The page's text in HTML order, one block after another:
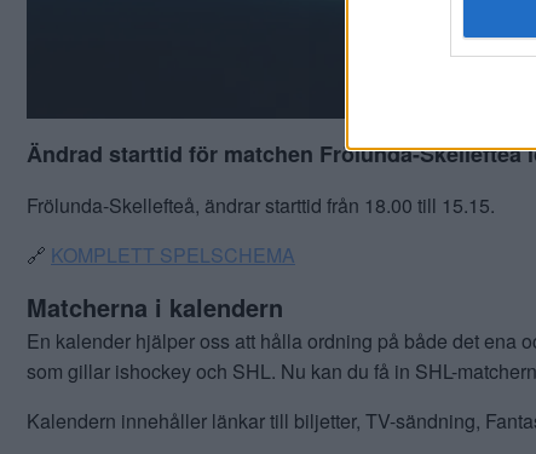
Ändrad starttid för matchen Frölunda-Skellefteå
Frölunda-Skellefteå, ändrar starttid från 18.00 till 15.15.
🔗 KOMPLETT SPELSCHEMA
Matcherna i kalendern
En kalender hjälper oss att hålla ordning på både det ena
som gillar ishockey och SHL. Nu kan du få in SHL-
Kalendern innehåller länkar till biljetter, TV-sändning,